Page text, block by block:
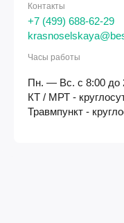
Контакты
+7 (499) 688-62-29
Часы работы
Пн. — Вс. с 8:00 до
КТ / МРТ -
Травмпункт -